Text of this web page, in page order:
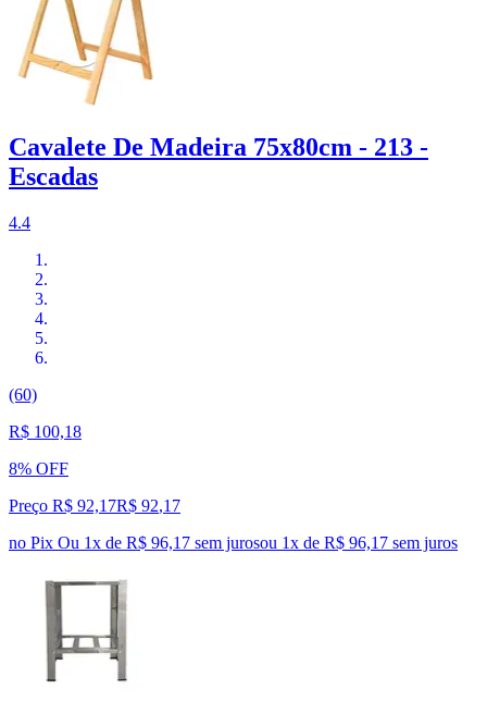
Cavalete De Madeira 75x80cm - 213 -
Escadas
4.4
(60)
R$ 100,18
8% OFF
Preço R$ 92,17R$ 92,17
no Pix Ou 1x de R$ 96,17 sem jurosou 1x de R$ 96,17 sem juros